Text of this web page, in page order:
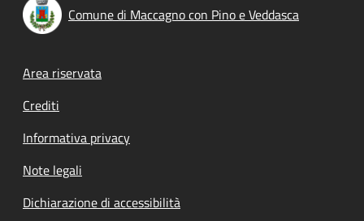
Comune di Maccagno con Pino e Veddasca
Footer menu
Area riservata
Crediti
Informativa privacy
Note legali
Dichiarazione di accessibilità